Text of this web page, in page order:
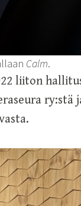
Calm.
liiton
ry:stä